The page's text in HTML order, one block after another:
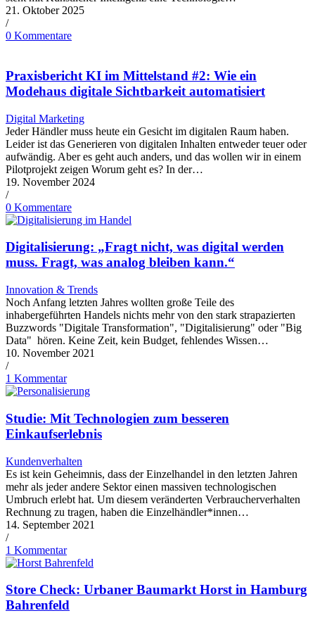
21. Oktober 2025
/
0 Kommentare
Praxisbericht KI im Mittelstand #2: Wie ein
Modehaus digitale Sichtbarkeit automatisiert
Digital Marketing
Jeder Händler muss heute ein Gesicht im digitalen Raum haben.
Leider ist das Generieren von digitalen Inhalten entweder teuer oder
aufwändig. Aber es geht auch anders, und das wollen wir in einem
Pilotprojekt zeigen Worum geht es? In der…
19. November 2024
/
0 Kommentare
Digitalisierung: „Fragt nicht, was digital werden
muss. Fragt, was analog bleiben kann.“
Innovation & Trends
Noch Anfang letzten Jahres wollten große Teile des
inhabergeführten Handels nichts mehr von den stark strapazierten
Buzzwords "Digitale Transformation", "Digitalisierung" oder "Big
Data" hören. Keine Zeit, kein Budget, fehlendes Wissen…
10. November 2021
/
1 Kommentar
Studie: Mit Technologien zum besseren
Einkaufserlebnis
Kundenverhalten
Es ist kein Geheimnis, dass der Einzelhandel in den letzten Jahren
mehr als jeder andere Sektor einen massiven technologischen
Umbruch erlebt hat. Um diesem veränderten Verbraucherverhalten
Rechnung zu tragen, haben die Einzelhändler*innen…
14. September 2021
/
1 Kommentar
Store Check: Urbaner Baumarkt Horst in Hamburg
Bahrenfeld